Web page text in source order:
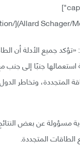
جميع الأدلة أن
جنبًا إلى جنب
المتجددة، وتخاطر
مسؤولة عن بعض
المتجددة.